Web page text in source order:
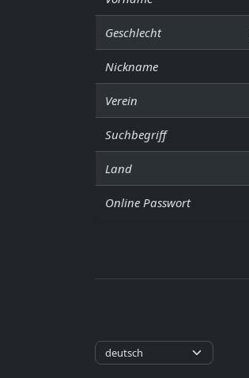
Geschlecht
Nickname
Verein
Suchbegriff
Land
Online Passwort